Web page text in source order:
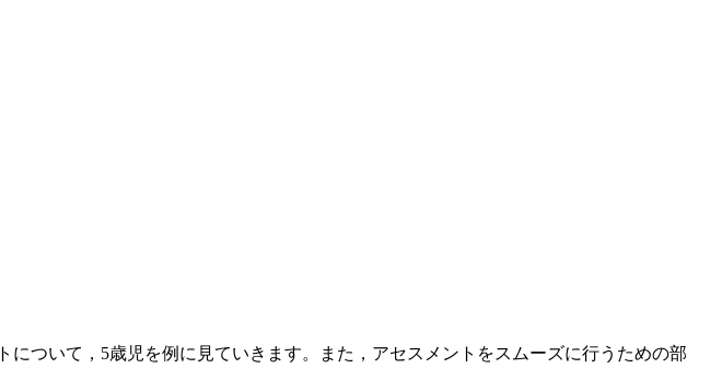
ついて，5歳児を例に見ていきます。また，アセスメントをスムーズに行うための部